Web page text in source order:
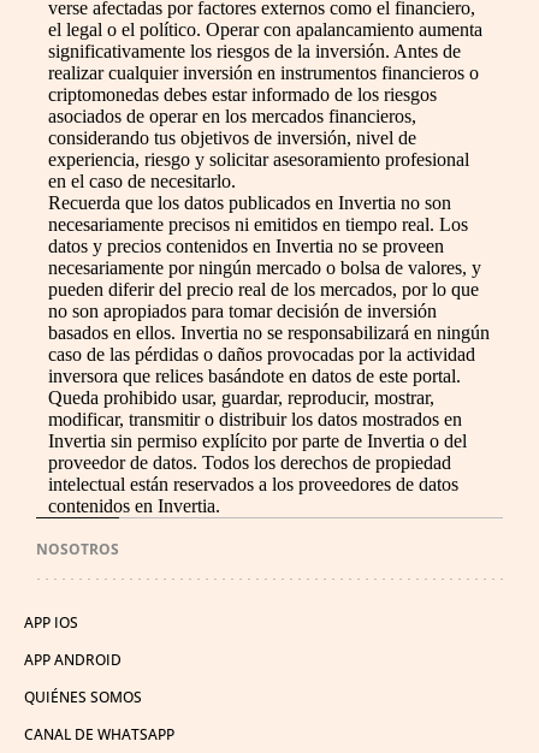
verse afectadas por factores externos como el financiero,
el legal o el político. Operar con apalancamiento aumenta
significativamente los riesgos de la inversión. Antes de
realizar cualquier inversión en instrumentos financieros o
criptomonedas debes estar informado de los riesgos
asociados de operar en los mercados financieros,
considerando tus objetivos de inversión, nivel de
experiencia, riesgo y solicitar asesoramiento profesional
en el caso de necesitarlo.
Recuerda que los datos publicados en Invertia no son
necesariamente precisos ni emitidos en tiempo real. Los
datos y precios contenidos en Invertia no se proveen
necesariamente por ningún mercado o bolsa de valores, y
pueden diferir del precio real de los mercados, por lo que
no son apropiados para tomar decisión de inversión
basados en ellos. Invertia no se responsabilizará en ningún
caso de las pérdidas o daños provocadas por la actividad
inversora que relices basándote en datos de este portal.
Queda prohibido usar, guardar, reproducir, mostrar,
modificar, transmitir o distribuir los datos mostrados en
Invertia sin permiso explícito por parte de Invertia o del
proveedor de datos. Todos los derechos de propiedad
intelectual están reservados a los proveedores de datos
contenidos en Invertia.
NOSOTROS
APP IOS
APP ANDROID
QUIÉNES SOMOS
CANAL DE WHATSAPP